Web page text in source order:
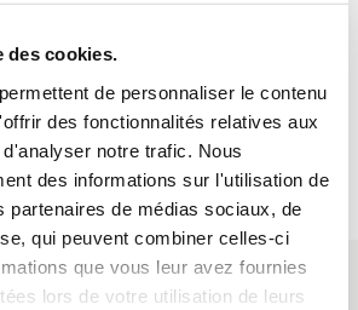
des cookies.
de personnaliser le contenu
des fonctionnalités relatives aux
notre trafic. Nous
des informations sur l'utilisation de
partenaires de médias sociaux, de
qui peuvent combiner celles-ci
que vous leur avez fournies
lors de votre utilisation de leurs
fois ces limites atteintes, les
Ministres concernés pourraient
jusqu’aux élections suivantes,
plus faire de nouveaux
PARTAGER